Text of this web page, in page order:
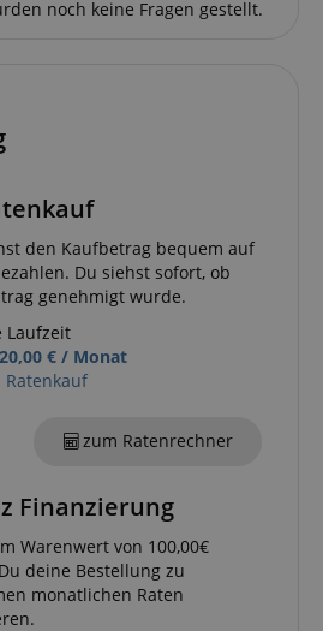
noch keine Fragen gestellt.
den Kaufbetrag bequem auf
Du siehst sofort, ob
genehmigt wurde.
Laufzeit
20,00 € / Monat
zum Ratenrechner
Finanzierung
Warenwert von 100,00€
deine Bestellung zu
monatlichen Raten
.crossdomain.cookie-
script.com